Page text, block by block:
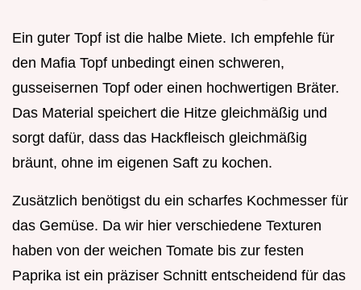
Ein guter Topf ist die halbe Miete. Ich empfehle für
den Mafia Topf unbedingt einen schweren,
gusseisernen Topf oder einen hochwertigen Bräter.
Das Material speichert die Hitze gleichmäßig und
sorgt dafür, dass das Hackfleisch gleichmäßig
bräunt, ohne im eigenen Saft zu kochen.
Zusätzlich benötigst du ein scharfes Kochmesser für
das Gemüse. Da wir hier verschiedene Texturen
haben von der weichen Tomate bis zur festen
Paprika ist ein präziser Schnitt entscheidend für das